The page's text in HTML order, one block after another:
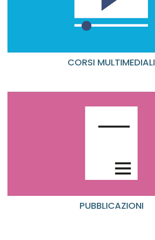
CORSI MULTIMEDIALI
PUBBLICAZIONI